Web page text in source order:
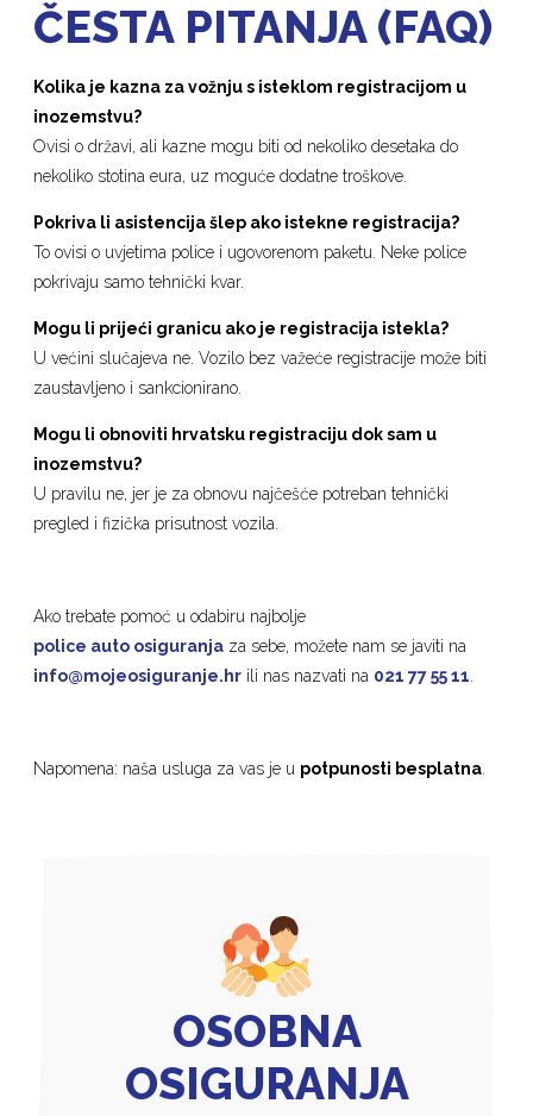
ČESTA PITANJA (FAQ)
Kolika je kazna za vožnju s isteklom registracijom u
inozemstvu?
Ovisi o državi, ali kazne mogu biti od nekoliko desetaka do
nekoliko stotina eura, uz moguće dodatne troškove.
Pokriva li asistencija šlep ako istekne registracija?
To ovisi o uvjetima police i ugovorenom paketu. Neke police
pokrivaju samo tehnički kvar.
Mogu li prijeći granicu ako je registracija istekla?
U većini slučajeva ne. Vozilo bez važeće registracije može biti
zaustavljeno i sankcionirano.
Mogu li obnoviti hrvatsku registraciju dok sam u
inozemstvu?
U pravilu ne, jer je za obnovu najčešće potreban tehnički
pregled i fizička prisutnost vozila.
Ako trebate pomoć u odabiru najbolje
police auto osiguranja za sebe, možete nam se javiti na
info@mojeosiguranje.hr ili nas nazvati na 021 77 55 11
Napomena: naša usluga za vas je u potpunosti besplatna
OSOBNA
OSIGURANJA